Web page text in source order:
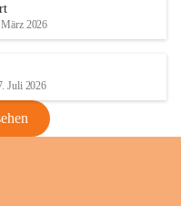
2026
Juli 2026